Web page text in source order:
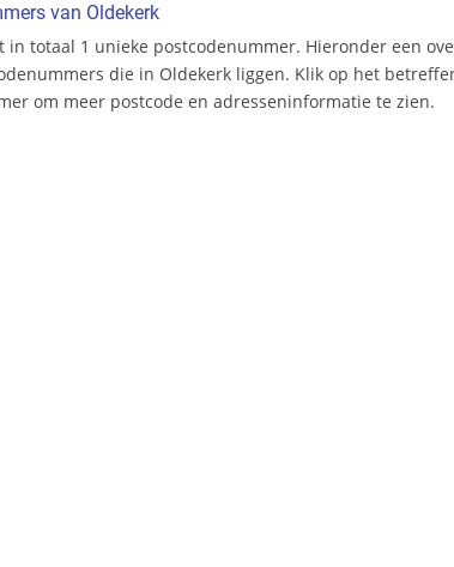
van Oldekerk
in totaal 1 unieke postcodenummer. Hieronder een
die in Oldekerk liggen. Klik op het
om meer postcode en adresseninformatie te zien.